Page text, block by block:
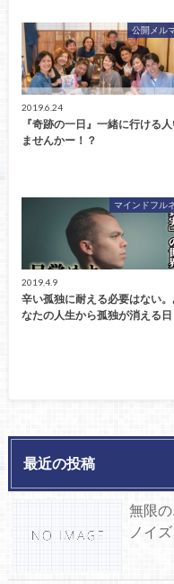
公開メル
2019.6.24
『奇跡の一日』一緒に行ける
ませんかー！？
マインドフル
2019.4.9
辛い孤独に耐える必要はない
なたの人生から孤独が消える日
最近の投稿
無限
ノイ